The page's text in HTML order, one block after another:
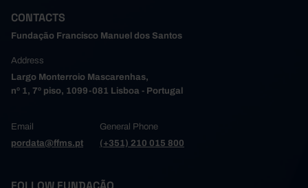
CONTACTS
Fundação Francisco Manuel dos Santos
Address
Largo Monterroio Mascarenhas,
nº 1, 7º piso, 1099-081 Lisboa - Portugal
Email
pordata@ffms.pt
General Phone
(+351) 210 015 800